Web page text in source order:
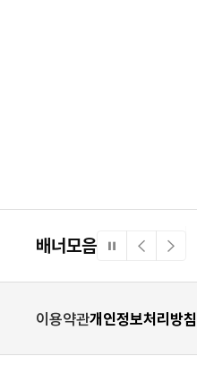
배너모음
일
이
다
이용약관개인정보처리방침